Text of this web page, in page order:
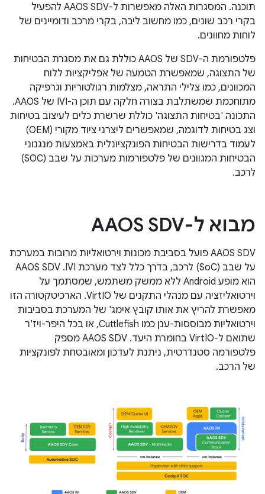
תוכנה. המסגרות האלה מאפשרות ל-AAOS SDV להפעיל
בקרי רכב שונים, כמו מחשוב ליבה, בקרי מרכב ודומיינים של
לוחות מחוונים.
פלטפורמת ה-SDV של AAOS כוללת גם את מסגרת הבטיחות
של התצוגה, שמאפשרת הטמעה של אפליקציות ללוח
המכוונים, כמו צלילי התראה, מצלמות רגולטוריות וגרפיקה
מתוחכמת שמשתלבת בצורה חלקה עם תוכן ה-IVI של AAOS.
התכונה 'בטיחות התצוגה' כוללת שרשרת כלים לעיצוב בטיחות
וצג בטיחות לדוגמה, שמאפשרים ליצרני ציוד מקורי (OEM)
לעמוד בדרישות הבטיחות הפונקציונלית באמצעות מנגנוני
הבטיחות המגוונים של פלטפורמות מערכות על שבב (SOC)
לרכב.
מבוא ל-AAOS SDV
‫AAOS SDV פועל בסביבת מכונות וירטואליות מרובות במערכת
על שבב (SoC) לרכב, בדרך כלל לצד מערכת IVI. ‫AAOS SDV
הוא מופע Android ללא ממשק משתמש, שמסתמך על
וירטואליזציה עם מנהלי התקנים של VirtIO. הארכיטקטורה הזו
מאפשרת להריץ את אותו קובץ אימג' של המערכת בסביבות
וירטואליות מבוססות-ענן כמו Cuttlefish, או בכל היפר-ויז'ר
שתואם ל-VirtIO בחומרת היעד. ‫AAOS SDV מספק
פלטפורמה סטנדרטית, ניתנת לעדכון ומאובטחת לפונקציות
של הרכב.